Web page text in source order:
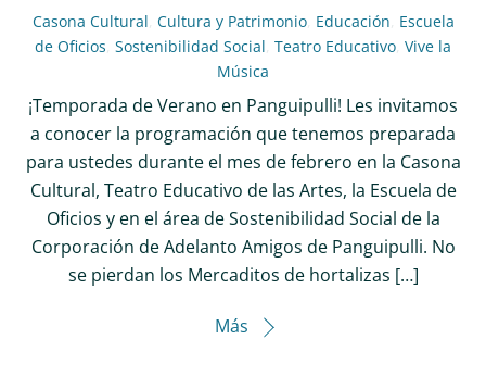
Casona Cultural, Cultura y Patrimonio, Educación, Escuela
de Oficios, Sostenibilidad Social, Teatro Educativo, Vive la
Música
¡Temporada de Verano en Panguipulli! Les invitamos
a conocer la programación que tenemos preparada
para ustedes durante el mes de febrero en la Casona
Cultural, Teatro Educativo de las Artes, la Escuela de
Oficios y en el área de Sostenibilidad Social de la
Corporación de Adelanto Amigos de Panguipulli. No
se pierdan los Mercaditos de hortalizas […]
Más